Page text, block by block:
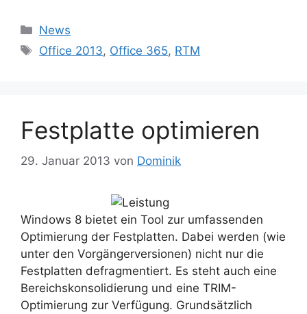
Kategorien
News
Schlagwörter
Office 2013, Office 365, RTM
Festplatte optimieren
29. Januar 2013 von Dominik
Windows 8 bietet ein Tool zur umfassenden
Optimierung der Festplatten. Dabei werden (wie
unter den Vorgängerversionen) nicht nur die
Festplatten defragmentiert. Es steht auch eine
Bereichskonsolidierung und eine TRIM-
Optimierung zur Verfügung. Grundsätzlich